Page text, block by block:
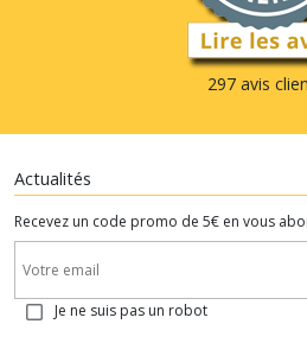
297 avis
Actualités
Recevez un code promo de 5€ en vous
Je ne suis pas un robot